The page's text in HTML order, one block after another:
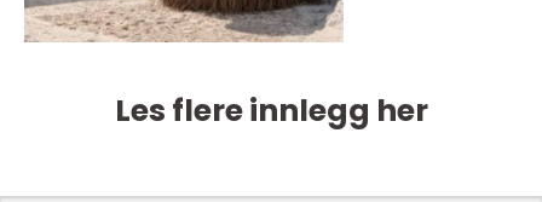
Les flere innlegg her